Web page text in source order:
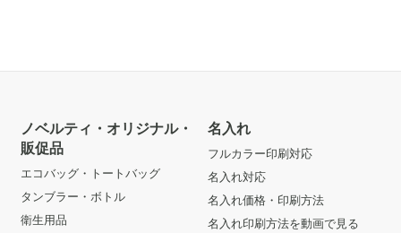
ノベルティ・オリジナル・
販促品
エコバッグ・トートバッグ
タンブラー・ボトル
衛生用品
名入れ
フルカラー印刷対応
名入れ対応
名入れ価格・印刷方法
名入れ印刷方法を動画で見る